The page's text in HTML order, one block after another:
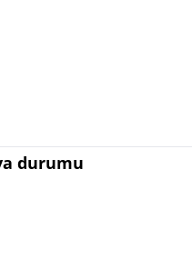
durumu